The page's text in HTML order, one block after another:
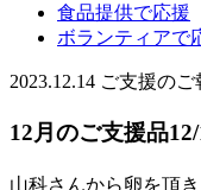
食品提供で応援
ボランティアで
2023.12.14 ご支援のご
12月のご支援品
山科さんから卵を頂き